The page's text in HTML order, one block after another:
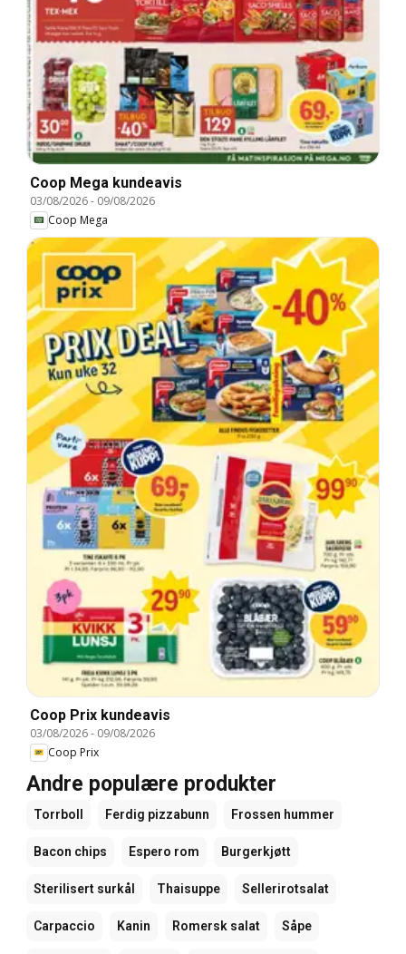
Coop Mega kundeavis
03/08/2026- 09/08/2026
Coop Mega
Coop Prix kundeavis
03/08/2026- 09/08/2026
Coop Prix
Andre populære produkter
Torrboll Ferdig pizzabunn Frossen hummer
Bacon chips Espero rom Burgerkjøtt
Sterilisert surkål Thaisuppe Sellerirotsalat
Carpaccio Kanin Romersk salat Såpe